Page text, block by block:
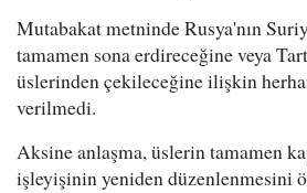
Mutabakat metninde Rusya'nın
tamamen sona erdireceğine veya
üslerinden çekileceğine ilişkin
verilmedi.
Aksine anlaşma, üslerin tamamen
işleyişinin yeniden düzenlenmesini